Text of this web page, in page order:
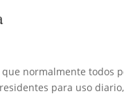
normalmente todos
para uso